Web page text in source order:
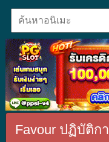
Favour ปฏิบัติก